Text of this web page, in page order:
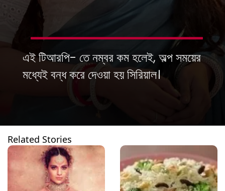
এই টিআরপি- তে নম্বর কম হলেই, অল্প সময়ের
মধ্যেই বন্ধ করে দেওয়া হয় সিরিয়াল।
Related Stories